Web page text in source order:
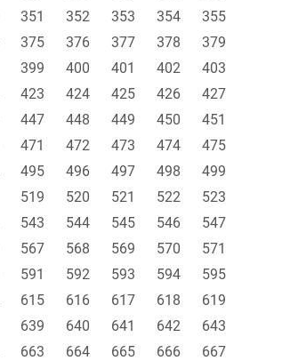
351 352 353 354
355
375 376 377 378
379
399 400 401 402
403
423 424 425 426
427
447 448 449 450
451
471 472 473 474
475
495 496 497 498
499
519 520 521 522
523
543 544 545 546
547
567 568 569 570
571
591 592 593 594
595
615 616 617 618
619
639 640 641 642
643
663 664 665 666
667